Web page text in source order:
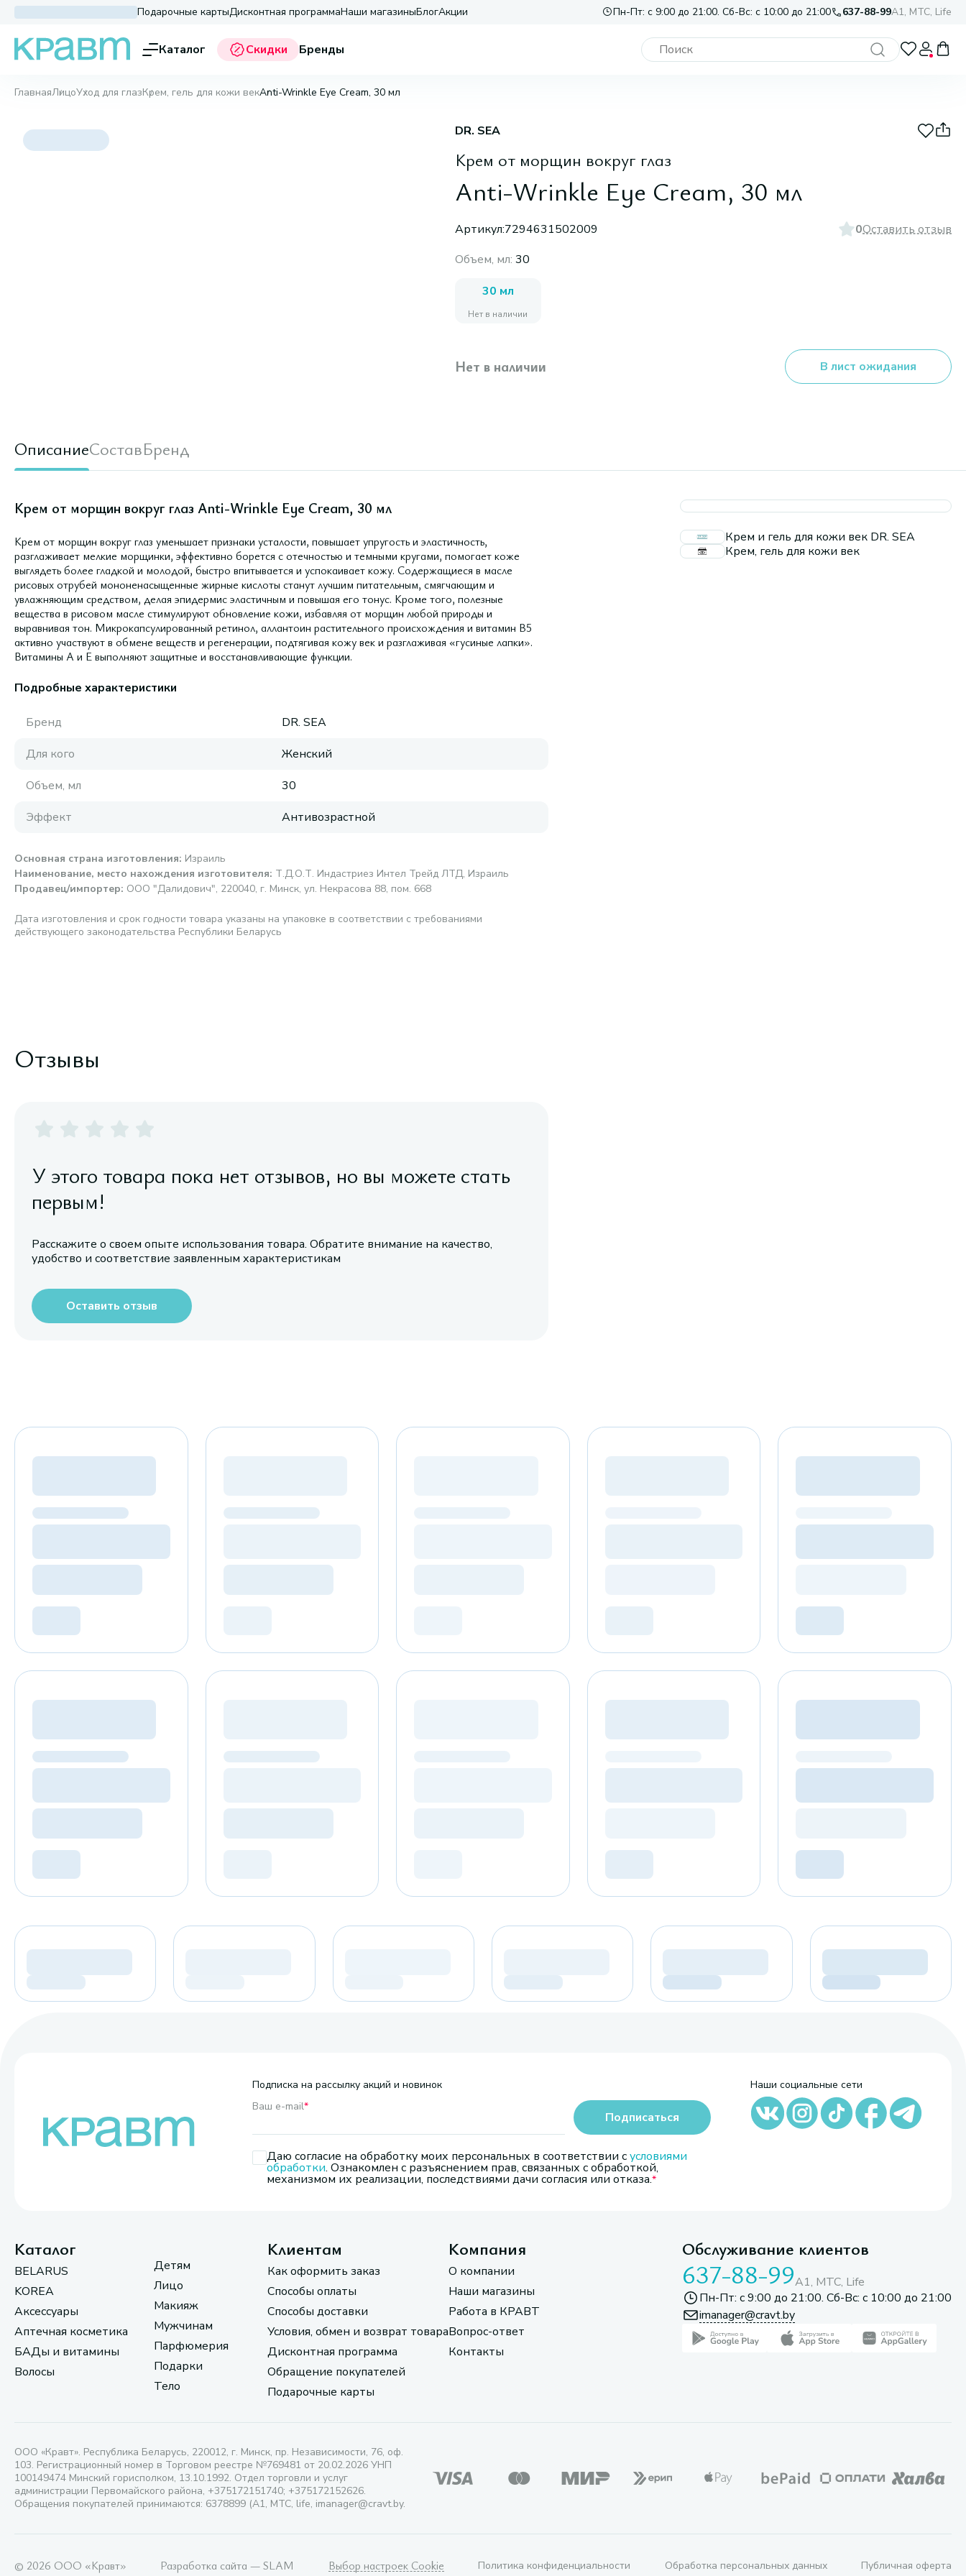
Подарочные картыДисконтная программаНаши магазиныБлогАкции Пн-Пт: с 9:00 до 21:00. Сб-Вс: с 10:00 до 21:00 637-88-99A1, МТС, Life
Каталог Скидки Бренды
ГлавнаяЛицоУход для глазКрем, гель для кожи векAnti-Wrinkle Eye Cream, 30 мл
DR. SEA
Крем от морщин вокруг глаз
Anti-Wrinkle Eye Cream, 30 мл
Артикул:7294631502009 0Оставить отзыв
Объем, мл: 30
30 мл
Нет в наличии
Нет в наличии В лист ожидания
ОписаниеСоставБренд
Крем от морщин вокруг глаз Anti-Wrinkle Eye Cream, 30 мл
Крем от морщин вокруг глаз уменьшает признаки усталости, повышает упругость и эластичность,
разглаживает мелкие морщинки, эффективно борется с отечностью и темными кругами, помогает коже
выглядеть более гладкой и молодой, быстро впитывается и успокаивает кожу. Содержащиеся в масле
рисовых отрубей мононенасыщенные жирные кислоты станут лучшим питательным, смягчающим и
увлажняющим средством, делая эпидермис эластичным и повышая его тонус. Кроме того, полезные
вещества в рисовом масле стимулируют обновление кожи, избавляя от морщин любой природы и
выравнивая тон. Микрокапсулированный ретинол, аллантоин растительного происхождения и витамин B5
активно участвуют в обмене веществ и регенерации, подтягивая кожу век и разглаживая «гусиные лапки».
Витамины А и Е выполняют защитные и восстанавливающие функции.
Подробные характеристики
Бренд
DR. SEA
Для кого
Женский
Объем, мл
30
Эффект
Антивозрастной
Основная страна изготовления: Израиль
Наименование, место нахождения изготовителя: Т.Д.О.Т. Индастриез Интел Трейд ЛТД, Израиль
Продавец/импортер: ООО "Далидович", 220040, г. Минск, ул. Некрасова 88, пом. 668
Дата изготовления и срок годности товара указаны на упаковке в соответствии с требованиями
действующего законодательства Республики Беларусь
Крем и гель для кожи век DR. SEA
Крем, гель для кожи век
Отзывы
У этого товара пока нет отзывов, но вы можете стать
первым!
Расскажите о своем опыте использования товара. Обратите внимание на качество,
удобство и соответствие заявленным характеристикам
Оставить отзыв
Подписка на рассылку акций и новинок
Ваш e-mail*
Даю согласие на обработку моих персональных в соответствии сусловиями
обработки. Ознакомлен с разъяснением прав, связанных с обработкой,
механизмом их реализации, последствиями дачи согласия или отказа.
Подписаться
Наши социальные сети
Каталог
BELARUS
KOREA
Аксессуары
Аптечная косметика
БАДы и витамины
Волосы
Детям
Лицо
Макияж
Мужчинам
Парфюмерия
Подарки
Тело
Клиентам
Как оформить заказ
Способы оплаты
Способы доставки
Условия, обмен и возврат товара
Дисконтная программа
Обращение покупателей
Подарочные карты
Компания
О компании
Наши магазины
Работа в КРАВТ
Вопрос-ответ
Контакты
Обслуживание клиентов
637-88-99A1, МТС, Life
Пн-Пт: с 9:00 до 21:00. Сб-Вс: с 10:00 до 21:00
imanager@cravt.by
ООО «Кравт». Республика Беларусь, 220012, г. Минск, пр. Независимости, 76, оф.
103. Регистрационный номер в Торговом реестре №769481 от 20.02.2026 УНП
100149474 Минский горисполком, 13.10.1992. Отдел торговли и услуг
администрации Первомайского района, +375172151740; +375172152626.
Обращения покупателей принимаются: 6378899 (А1, МТС, life, imanager@cravt.by.
© 2026 ООО «Кравт» Разработка сайта — SLAM Выбор настроек Cookie Политика конфиденциальности Обработка персональных данных Публичная оферта